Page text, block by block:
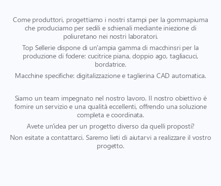
Come produttori, progettiamo i nostri stampi per la gommapiuma
che produciamo per sedili e schienali mediante iniezione di
poliuretano nei nostri laboratori.
Top Sellerie dispone di un'ampia gamma di macchinsri per la
produzione di fodere: cucitrice piana, doppio ago, tagliacuci,
bordatrice.
Macchine specifiche: digitalizzazione e taglierina CAD automatica.
Siamo un team impegnato nel nostro lavoro. Il nostro obiettivo è
fornire un servizio e una qualità eccellenti, offrendo una soluzione
completa e coordinata.
Avete un'idea per un progetto diverso da quelli proposti?
Non esitate a contattarci. Saremo lieti di aiutarvi a realizzare il vostro
progetto.